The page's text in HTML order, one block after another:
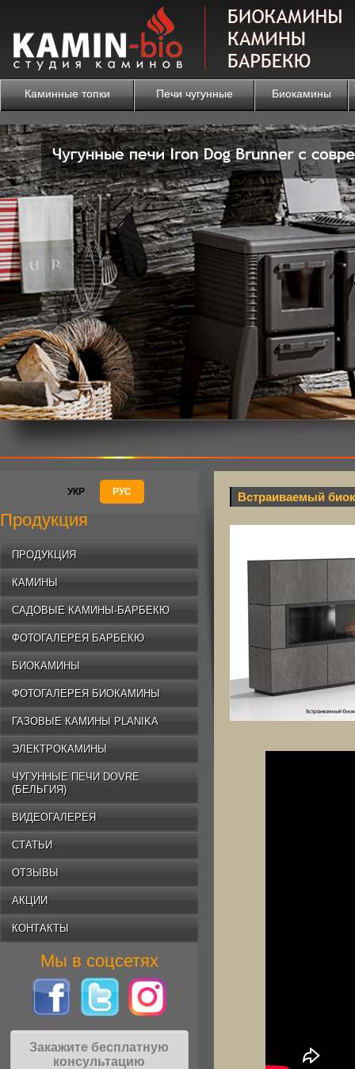
Каминные топки Печи чугунные Биокамины
УКР РУС
Продукция
ПРОДУКЦИЯ
КАМИНЫ
САДОВЫЕ КАМИНЫ-БАРБЕКЮ
ФОТОГАЛЕРЕЯ БАРБЕКЮ
БИОКАМИНЫ
ФОТОГАЛЕРЕЯ БИОКАМИНЫ
ГАЗОВЫЕ КАМИНЫ PLANIKA
ЭЛЕКТРОКАМИНЫ
ЧУГУННЫЕ ПЕЧИ DOVRE
(БЕЛЬГИЯ)
ВИДЕОГАЛЕРЕЯ
СТАТЬИ
ОТЗЫВЫ
АКЦИИ
КОНТАКТЫ
Мы в соцсетях
Закажите бесплатную
консультацию
Встраиваемый